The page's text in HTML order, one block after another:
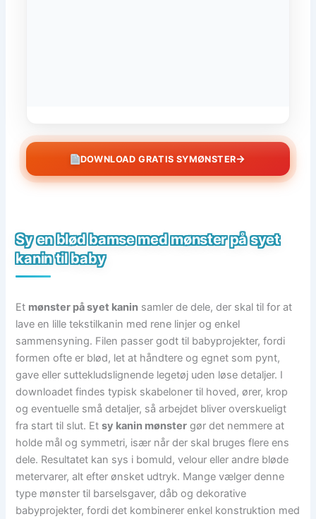
DOWNLOAD GRATIS SYMØNSTER→
Sy en blød bamse med mønster på syet
kanin til baby
Et mønster på syet kanin samler de dele, der skal til for at
lave en lille tekstilkanin med rene linjer og enkel
sammensyning. Filen passer godt til babyprojekter, fordi
formen ofte er blød, let at håndtere og egnet som pynt,
gave eller suttekludslignende legetøj uden løse detaljer. I
downloadet findes typisk skabeloner til hoved, ører, krop
og eventuelle små detaljer, så arbejdet bliver overskueligt
fra start til slut. Etsy kanin mønster gør det nemmere at
holde mål og symmetri, især når der skal bruges flere ens
dele. Resultatet kan sys i bomuld, velour eller andre bløde
metervarer, alt efter ønsket udtryk. Mange vælger denne
type mønster til barselsgaver, dåb og dekorative
babyprojekter, fordi det kombinerer enkel konstruktion med